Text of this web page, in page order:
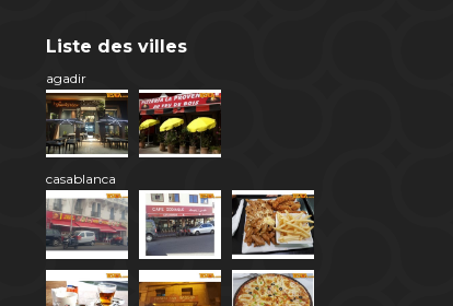
Liste des villes
agadir
casablanca